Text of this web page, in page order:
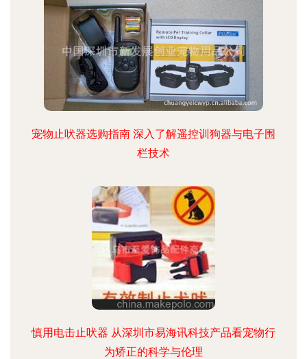
宠物止吠器选购指南 深入了解遥控训狗器与电子围
栏技术
慎用电击止吠器 从深圳市易海讯科技产品看宠物行
为矫正的科学与伦理